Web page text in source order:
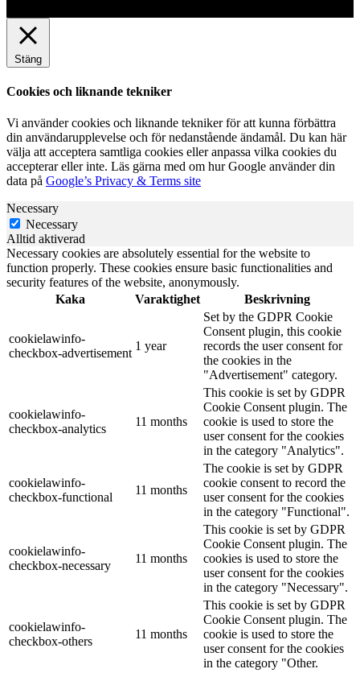
Stäng
Cookies och liknande tekniker
Vi använder cookies och liknande tekniker för att kunna förbättra
din användarupplevelse och för nedanstående ändamål. Du kan här
välja att acceptera samtliga cookies eller anpassa vilka cookies du
accepterar eller inte. Läs gärna med om hur Google använder din
data på Google’s Privacy & Terms site
Necessary
Necessary
Alltid aktiverad
Necessary cookies are absolutely essential for the website to
function properly. These cookies ensure basic functionalities and
security features of the website, anonymously.
Kaka
Varaktighet Beskrivning
cookielawinfo-
checkbox-advertisement
1 year
Set by the GDPR Cookie
Consent plugin, this cookie
records the user consent for
the cookies in the
"Advertisement" category.
cookielawinfo-
checkbox-analytics
11 months
This cookie is set by GDPR
Cookie Consent plugin. The
cookie is used to store the
user consent for the cookies
in the category "Analytics".
cookielawinfo-
checkbox-functional
11 months
The cookie is set by GDPR
cookie consent to record the
user consent for the cookies
in the category "Functional".
cookielawinfo-
checkbox-necessary
11 months
This cookie is set by GDPR
Cookie Consent plugin. The
cookies is used to store the
user consent for the cookies
in the category "Necessary".
cookielawinfo-
checkbox-others
11 months
This cookie is set by GDPR
Cookie Consent plugin. The
cookie is used to store the
user consent for the cookies
in the category "Other.